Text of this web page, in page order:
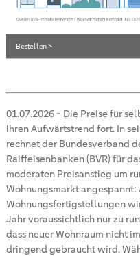
Bestellen >
01.07.2026- Die Preise für
ihren Aufwärtstrend fort. In
rechnet der Bundesverband
Raiffeisenbanken (BVR) für
moderaten Preisanstieg um
Wohnungsmarkt
Wohnungsfertigstellungen
Jahr voraussichtlich nur zu
dass neuer Wohnraum nicht
dringend gebraucht wird.